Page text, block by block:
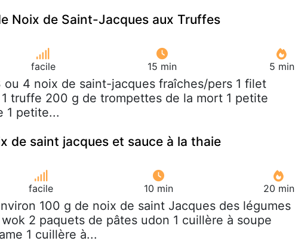
Noix de Saint-Jacques aux Truffes
facile 15 min 5 min
ou 4 noix de saint-jacques fraîches/pers 1 filet
truffe 200 g de trompettes de la mort 1 petite
1 petite...
de saint jacques et sauce à la thaie
facile 10 min 20 min
100 g de noix de saint Jacques des légumes
2 paquets de pâtes udon 1 cuillère à soupe
1 cuillère à...